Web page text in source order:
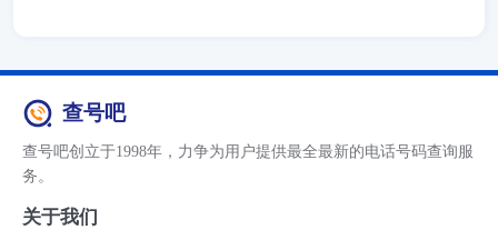
查号吧
查号吧创立于1998年，力争为用户提供最全最新的电话号码查询服
务。
关于我们